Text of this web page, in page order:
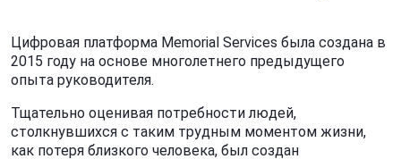
Цифровая платформа Memorial Services была создана в
2015 году на основе многолетнего предыдущего
опыта руководителя.
Тщательно оценивая потребности людей,
столкнувшихся с таким трудным моментом жизни,
как потеря близкого человека, был создан